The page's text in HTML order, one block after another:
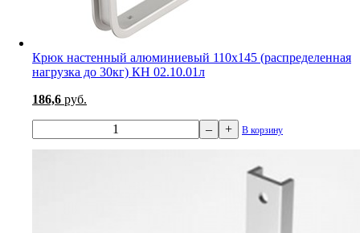
Крюк настенный алюминиевый 110х145 (распределенная
нагрузка до 30кг) КН 02.10.01л
186,6 руб.
– + В корзину